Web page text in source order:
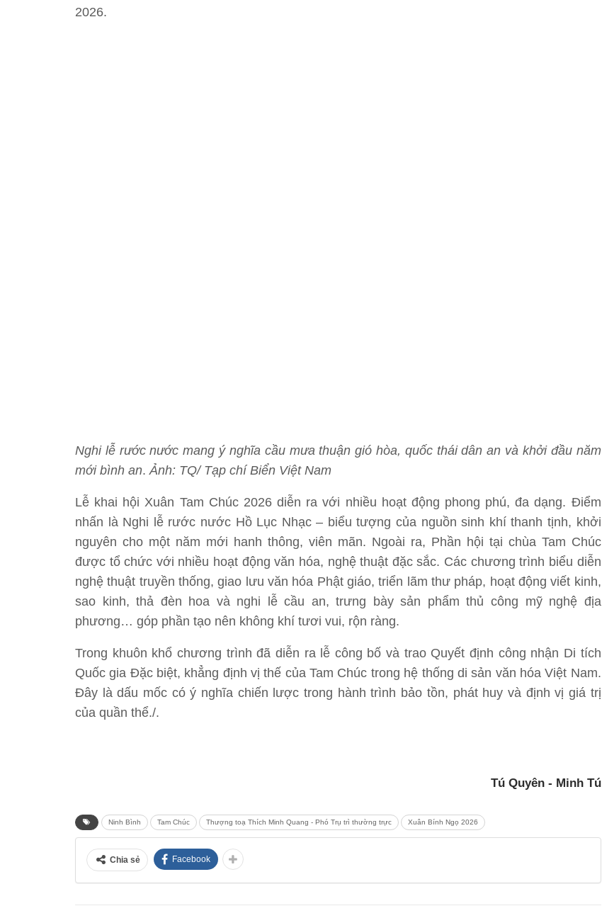
2026.
Nghi lễ rước nước mang ý nghĩa cầu mưa thuận gió hòa, quốc thái dân an và khởi đầu năm
mới bình an.Ảnh: TQ/ Tạp chí Biển Việt Nam
Lễ khai hội Xuân Tam Chúc 2026 diễn ra với nhiều hoạt động phong phú, đa dạng. Điểm
nhấn là Nghi lễ rước nước Hồ Lục Nhạc – biểu tượng của nguồn sinh khí thanh tịnh, khởi
nguyên cho một năm mới hanh thông, viên mãn. Ngoài ra, Phần hội tại chùa Tam Chúc
được tổ chức với nhiều hoạt động văn hóa, nghệ thuật đặc sắc. Các chương trình biểu diễn
nghệ thuật truyền thống, giao lưu văn hóa Phật giáo, triển lãm thư pháp, hoạt động viết kinh,
sao kinh, thả đèn hoa và nghi lễ cầu an, trưng bày sản phẩm thủ công mỹ nghệ địa
phương… góp phần tạo nên không khí tươi vui, rộn ràng.
Trong khuôn khổ chương trình đã diễn ra lễ công bố và trao Quyết định công nhận Di tích
Quốc gia Đặc biệt, khẳng định vị thế của Tam Chúc trong hệ thống di sản văn hóa Việt Nam.
Đây là dấu mốc có ý nghĩa chiến lược trong hành trình bảo tồn, phát huy và định vị giá trị
của quần thể./.
Tú Quyên - Minh Tú
Ninh Bình Tam Chúc Thượng toạ Thích Minh Quang - Phó Trụ trì thường trực Xuân Bính Ngọ 2026
Chia sẻ Facebook